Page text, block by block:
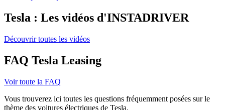
Tesla : Les vidéos d'INSTADRIVER
Découvrir toutes les vidéos
FAQ Tesla Leasing
Voir toute la FAQ
Vous trouverez ici toutes les questions fréquemment posées sur le
thème des voitures électriques de Tesla.